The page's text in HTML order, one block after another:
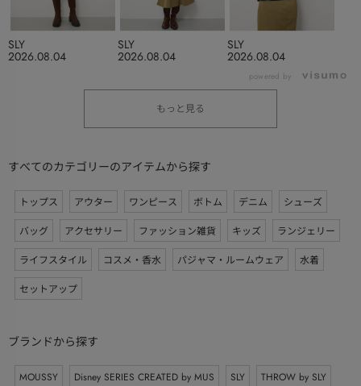
2026.08.04
SLY
2026.08.04
SLY
2026.08.04
SLY
powered by
もっと見る
すべてのカテゴリーのアイテムから探す
トップス アウター ワンピース ボトム デニム
シューズ
バッグ
アクセサリー ファッション雑貨 キッズ
ランジェリー
ライフスタイル
コスメ・香水 パジャマ・ルームウェア
水着
セットアップ
ブランドから探す
MOUSSY Disney SERIES CREATED by MUS SLY
THROW by SLY